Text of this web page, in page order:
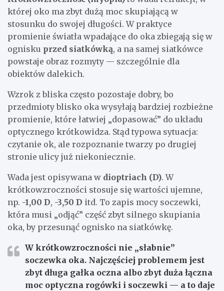
której oko ma zbyt dużą moc skupiającą w
stosunku do swojej długości. W praktyce
promienie światła wpadające do oka zbiegają się w
ognisku przed siatkówką, a na samej siatkówce
powstaje obraz rozmyty — szczególnie dla
obiektów dalekich.
Wzrok z bliska często pozostaje dobry, bo
przedmioty blisko oka wysyłają bardziej rozbieżne
promienie, które łatwiej „dopasować” do układu
optycznego krótkowidza. Stąd typowa sytuacja:
czytanie ok, ale rozpoznanie twarzy po drugiej
stronie ulicy już niekoniecznie.
Wada jest opisywana w dioptriach (D). W
krótkowzroczności stosuje się wartości ujemne,
np. -1,00 D, -3,50 D itd. To zapis mocy soczewki,
która musi „odjąć” część zbyt silnego skupiania
oka, by przesunąć ognisko na siatkówkę.
W krótkowzroczności nie „słabnie”
soczewka oka. Najczęściej problemem jest
zbyt długa gałka oczna albo zbyt duża łączna
moc optyczna rogówki i soczewki — a to daje